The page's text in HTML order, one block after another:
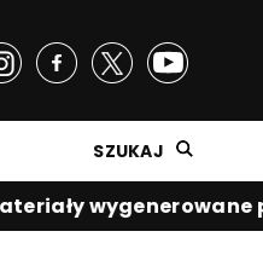
SZUKAJ
wygenerowane